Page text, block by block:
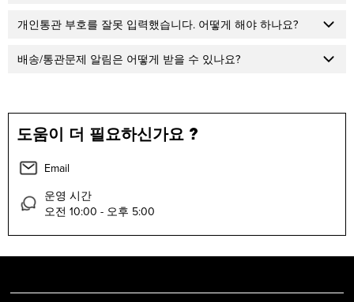
개인통관 부호를 잘못 입력했습니다. 어떻게 해야 하나요?
배송/통관문제 알림은 어떻게 받을 수 있나요?
도움이 더 필요하신가요 ?
Email
운영 시간
오전 10:00 - 오후 5:00